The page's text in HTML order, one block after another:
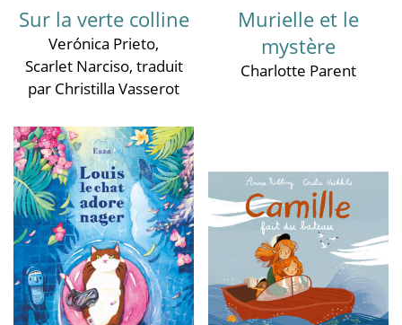
Sur la verte colline
Verónica Prieto,
Scarlet Narciso, traduit
par Christilla Vasserot
Murielle et le
mystère
Charlotte Parent